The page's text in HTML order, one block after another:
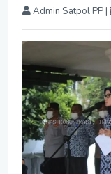
Admin Satpol PP|